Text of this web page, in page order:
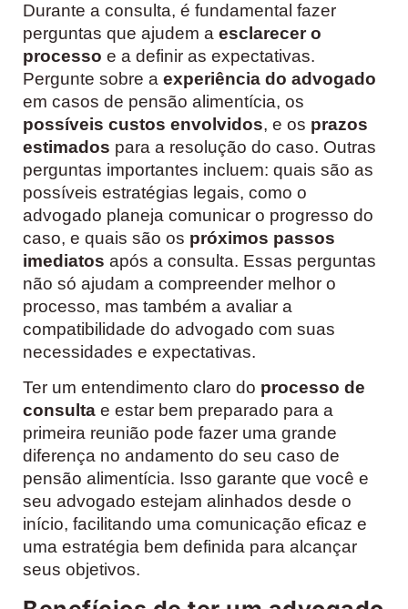
Durante a consulta, é fundamental fazer
perguntas que ajudem a esclarecer o
processo e a definir as expectativas.
Pergunte sobre a experiência do advogado
em casos de pensão alimentícia, os
possíveis custos envolvidos, e os prazos
estimados para a resolução do caso. Outras
perguntas importantes incluem: quais são as
possíveis estratégias legais, como o
advogado planeja comunicar o progresso do
caso, e quais são os próximos passos
imediatos após a consulta. Essas perguntas
não só ajudam a compreender melhor o
processo, mas também a avaliar a
compatibilidade do advogado com suas
necessidades e expectativas.
Ter um entendimento claro do processo de
consulta e estar bem preparado para a
primeira reunião pode fazer uma grande
diferença no andamento do seu caso de
pensão alimentícia. Isso garante que você e
seu advogado estejam alinhados desde o
início, facilitando uma comunicação eficaz e
uma estratégia bem definida para alcançar
seus objetivos.